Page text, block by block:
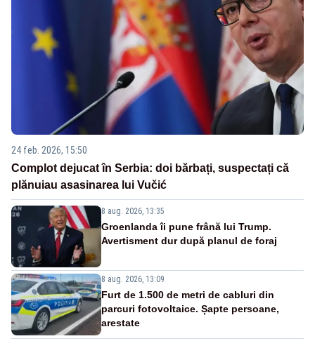
24 feb. 2026, 15:50
Complot dejucat în Serbia: doi bărbați, suspectați că
plănuiau asasinarea lui Vučić
8 aug. 2026, 13:35
Groenlanda îi pune frână lui Trump.
Avertisment dur după planul de foraj
8 aug. 2026, 13:09
Furt de 1.500 de metri de cabluri din
parcuri fotovoltaice. Șapte persoane,
arestate